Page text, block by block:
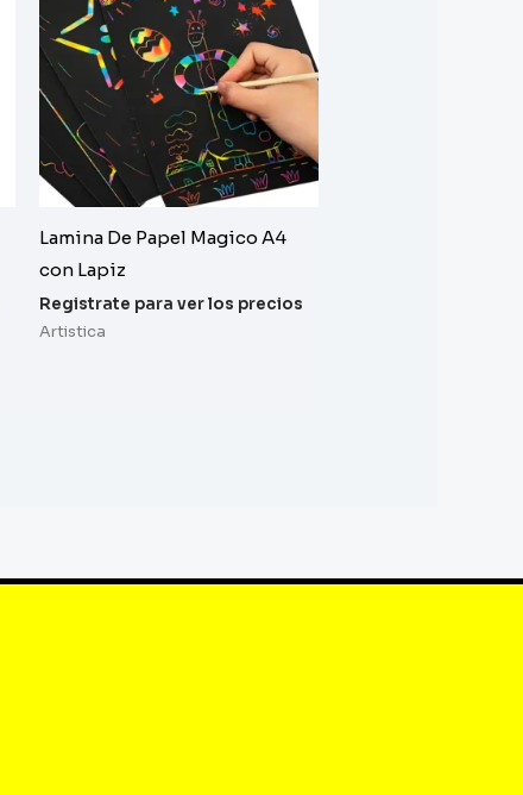
Lamina De Papel Magico A4
con Lapiz
Registrate para ver los precios
Artistica